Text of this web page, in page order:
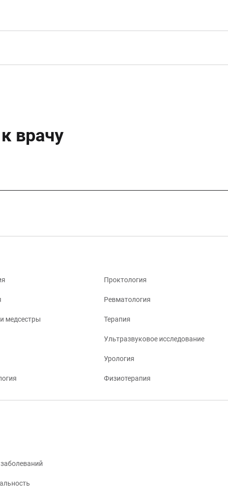
врачу
медсестры
Проктология
Ревматология
Терапия
Ультразвуковое исследование
Урология
Физиотерапия